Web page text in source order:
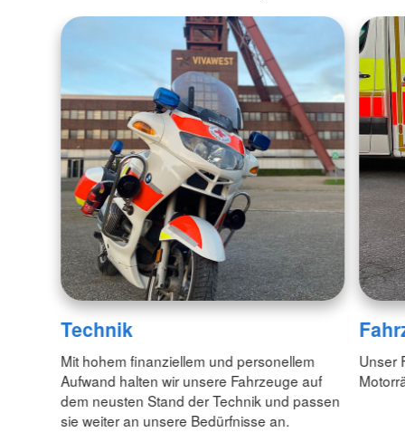
Technik
Mit hohem finanziellem und personellem
Aufwand halten wir unsere Fahrzeuge auf
dem neusten Stand der Technik und passen
sie weiter an unsere Bedürfnisse an.
Unser